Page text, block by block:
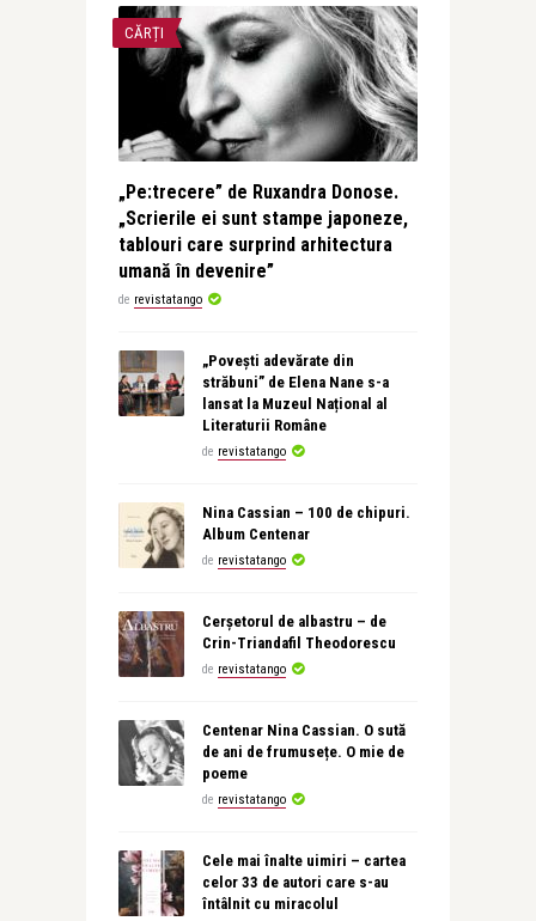
CĂRȚI
„Pe:trecere” de Ruxandra Donose.
„Scrierile ei sunt stampe japoneze,
tablouri care surprind arhitectura
umană în devenire”
de revistatango
„Povești adevărate din
străbuni” de Elena Nane s-a
lansat la Muzeul Național al
Literaturii Române
de revistatango
Nina Cassian – 100 de chipuri.
Album Centenar
de revistatango
Cerșetorul de albastru – de
Crin-Triandafil Theodorescu
de revistatango
Centenar Nina Cassian. O sută
de ani de frumusețe. O mie de
poeme
de revistatango
Cele mai înalte uimiri – cartea
celor 33 de autori care s-au
întâlnit cu miracolul